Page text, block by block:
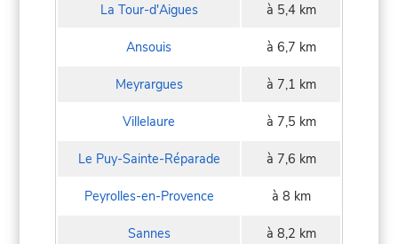
La Tour-d'Aigues à 5,4 km
Ansouis à 6,7 km
Meyrargues à 7,1 km
Villelaure à 7,5 km
Le Puy-Sainte-Réparade à 7,6 km
Peyrolles-en-Provence à 8 km
Sannes à 8,2 km